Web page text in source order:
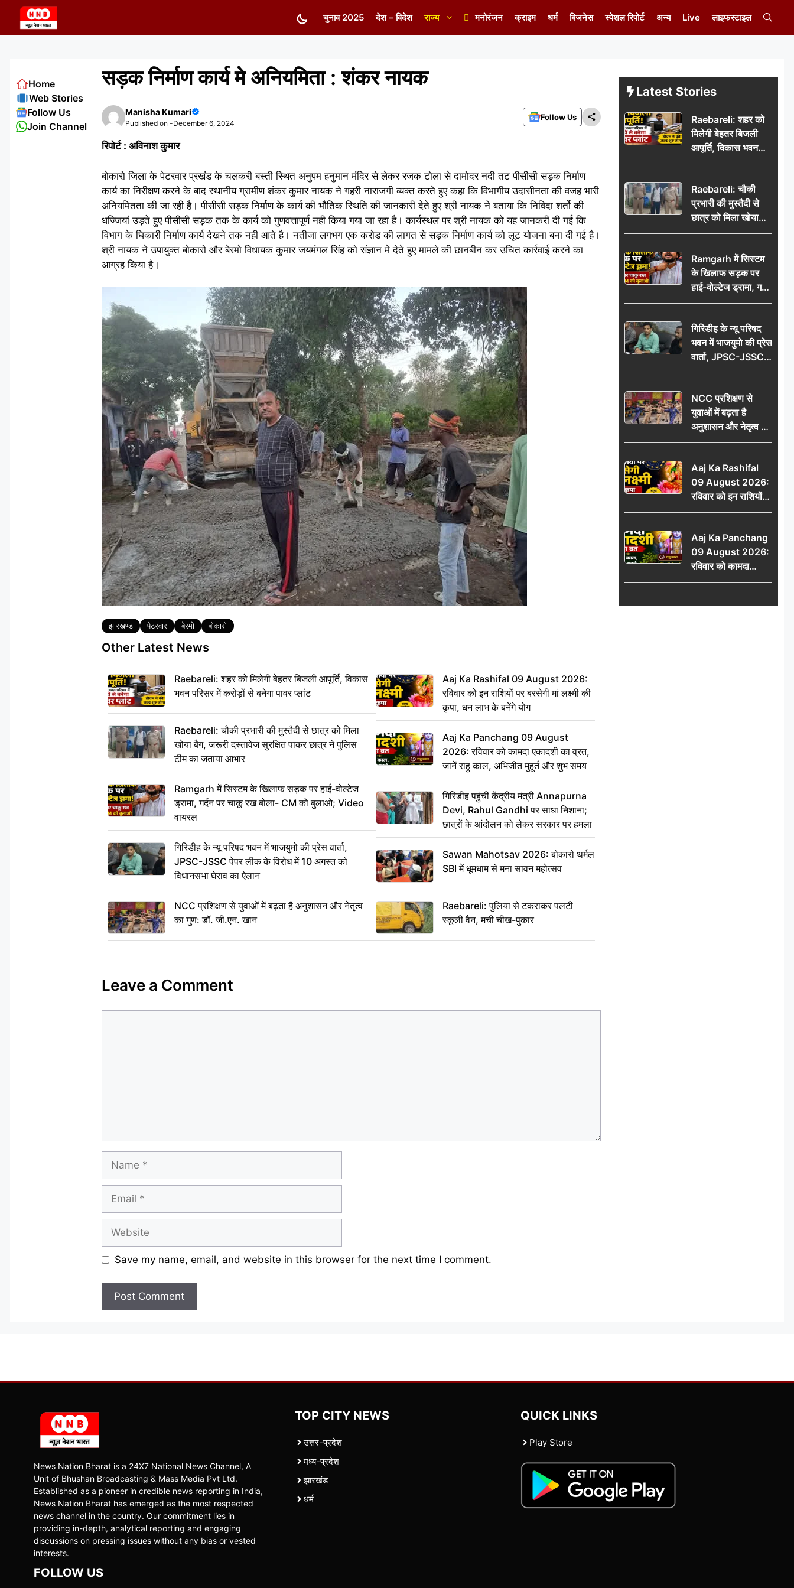
content
चुनाव 2025 देश – विदेश राज्य मनोरंजन क्राइम धर्म बिजनेस स्पेशल रिपोर्ट अन्य Live लाइफस्टाइल
सड़क निर्माण कार्य मे अनियमिता : शंकर नायक
Manisha Kumari
Published on -December 6, 2024
Follow Us
रिपोर्ट : अविनाश कुमार
बोकारो जिला के पेटरवार प्रखंड के चलकरी बस्ती स्थित अनुपम हनुमान मंदिर से लेकर रजक टोला से दामोदर नदी तट पीसीसी सड़क निर्माण
कार्य का निरीक्षण करने के बाद स्थानीय ग्रामीण शंकर कुमार नायक ने गहरी नाराजगी व्यक्त करते हुए कहा कि विभागीय उदासीनता की वजह भारी
अनियमितता की जा रही है। पीसीसी सड़क निर्माण के कार्य की भौतिक स्थिति की जानकारी देते हुए श्री नायक ने बताया कि निविदा शर्तो की
धज्जियां उड़ते हुए पीसीसी सड़क तक के कार्य को गुणवत्तापूर्ण नही किया गया जा रहा है। कार्यस्थल पर श्री नायक को यह जानकरी दी गई कि
विभाग के घिकारी निर्माण कार्य देखने तक नही आते है। नतीजा लगभग एक करोड की लागत से सड़क निर्माण कार्य को लूट योजना बना दी गई है।
श्री नायक ने उपायुक्त बोकारो और बेरमो विधायक कुमार जयमंगल सिंह को संज्ञान मे देते हुए मामले की छानबीन कर उचित कार्रवाई करने का
आग्रह किया है।
Tags
झारखण्ड पेटरवार बेरमो बोकारो
Other Latest News
Raebareli: शहर को मिलेगी बेहतर बिजली आपूर्ति, विकास
भवन परिसर में करोड़ों से बनेगा पावर प्लांट
Raebareli: चौकी प्रभारी की मुस्तैदी से छात्र को मिला
खोया बैग, जरूरी दस्तावेज सुरक्षित पाकर छात्र ने पुलिस
टीम का जताया आभार
Ramgarh में सिस्टम के खिलाफ सड़क पर हाई-वोल्टेज
ड्रामा, गर्दन पर चाकू रख बोला- CM को बुलाओ; Video
वायरल
गिरिडीह के न्यू परिषद भवन में भाजयुमो की प्रेस वार्ता,
JPSC-JSSC पेपर लीक के विरोध में 10 अगस्त को
विधानसभा घेराव का ऐलान
NCC प्रशिक्षण से युवाओं में बढ़ता है अनुशासन और नेतृत्व
का गुण: डॉ. जी.एन. खान
Aaj Ka Rashifal 09 August 2026:
रविवार को इन राशियों पर बरसेगी मां लक्ष्मी की
कृपा, धन लाभ के बनेंगे योग
Aaj Ka Panchang 09 August
2026: रविवार को कामदा एकादशी का व्रत,
जानें राहु काल, अभिजीत मुहूर्त और शुभ समय
गिरिडीह पहुंचीं केंद्रीय मंत्री Annapurna
Devi, Rahul Gandhi पर साधा निशाना;
छात्रों के आंदोलन को लेकर सरकार पर हमला
Sawan Mahotsav 2026: बोकारो थर्मल
SBI में धूमधाम से मना सावन महोत्सव
Raebareli: पुलिया से टकराकर पलटी
स्कूली वैन, मची चीख-पुकार
Leave a Comment
Name
Email
Website
Save my name, email, and website in this browser for the next time I comment.
Home
Web Stories
Follow Us
Join Channel
Latest Stories
Raebareli: शहर को
मिलेगी बेहतर बिजली
आपूर्ति, विकास भवन
परिसर में करोड़ों से
Raebareli: चौकी
प्रभारी की मुस्तैदी से
छात्र को मिला खोया
बैग, जरूरी दस्तावेज
पुलिस टीम का जताया
आभार
Ramgarh में सिस्टम
के खिलाफ सड़क पर
हाई-वोल्टेज ड्रामा, गर्दन
पर चाकू रख बोला- CM
वायरल
गिरिडीह के न्यू परिषद
भवन में भाजयुमो की प्रेस
वार्ता, JPSC-JSSC
पेपर लीक के विरोध में
विधानसभा घेराव का
ऐलान
NCC प्रशिक्षण से
युवाओं में बढ़ता है
अनुशासन और नेतृत्व का
गुण: डॉ. जी.एन. खान
Aaj Ka Rashifal
09 August 2026:
रविवार को इन राशियों
पर बरसेगी मां लक्ष्मी की
योग
Aaj Ka Panchang
09 August 2026:
रविवार को कामदा
एकादशी का व्रत, जानें
और शुभ समय
News Nation Bharat is a 24X7 National News Channel, A
Unit of Bhushan Broadcasting & Mass Media Pvt Ltd.
Established as a pioneer in credible news reporting in India,
News Nation Bharat has emerged as the most respected
news channel in the country. Our commitment lies in
providing in-depth, analytical reporting and engaging
discussions on pressing issues without any bias or vested
interests.
FOLLOW US
TOP CITY NEWS
उत्तर-प्रदेश
मध्य-प्रदेश
झारखंड
धर्म
QUICK LINKS
Play Store